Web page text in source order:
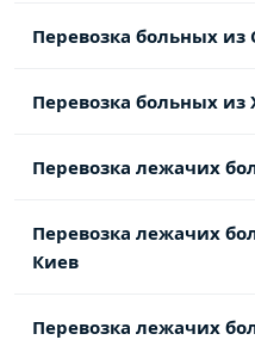
Перевозка больных из
Перевозка больных из
Перевозка лежачих
Перевозка лежачих
Киев
Перевозка лежачих